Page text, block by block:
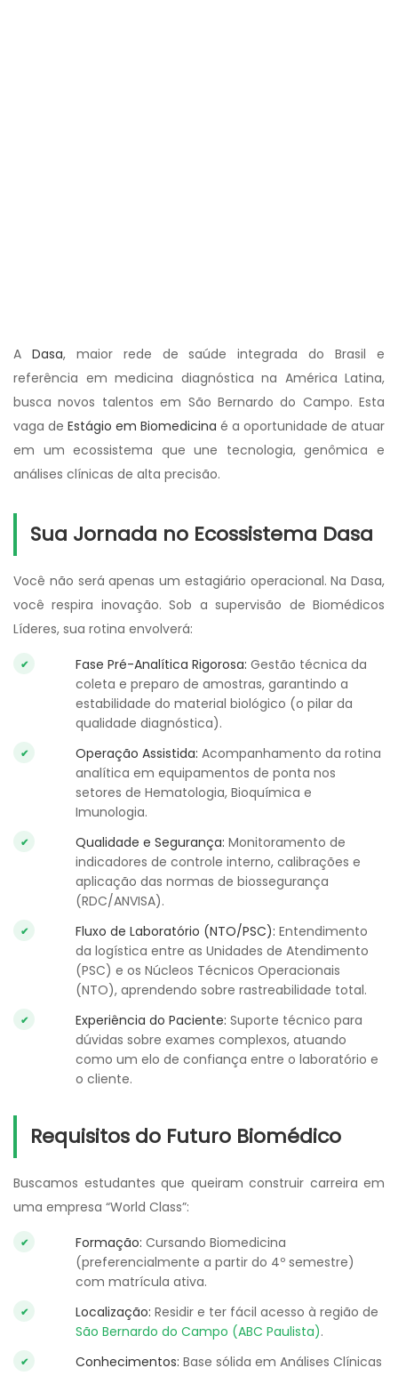
A Dasa, maior rede de saúde integrada do Brasil e
referência em medicina diagnóstica na América Latina,
busca novos talentos em São Bernardo do Campo. Esta
vaga de Estágio em Biomedicina é a oportunidade de atuar
em um ecossistema que une tecnologia, genômica e
análises clínicas de alta precisão.
Sua Jornada no Ecossistema Dasa
Você não será apenas um estagiário operacional. Na Dasa,
você respira inovação. Sob a supervisão de Biomédicos
Líderes, sua rotina envolverá:
Fase Pré-Analítica Rigorosa: Gestão técnica da
coleta e preparo de amostras, garantindo a
estabilidade do material biológico (o pilar da
qualidade diagnóstica).
Operação Assistida: Acompanhamento da rotina
analítica em equipamentos de ponta nos
setores de Hematologia, Bioquímica e
Imunologia.
Qualidade e Segurança: Monitoramento de
indicadores de controle interno, calibrações e
aplicação das normas de biossegurança
(RDC/ANVISA).
Fluxo de Laboratório (NTO/PSC): Entendimento
da logística entre as Unidades de Atendimento
(PSC) e os Núcleos Técnicos Operacionais
(NTO), aprendendo sobre rastreabilidade total.
Experiência do Paciente: Suporte técnico para
dúvidas sobre exames complexos, atuando
como um elo de confiança entre o laboratório e
o cliente.
Requisitos do Futuro Biomédico
Buscamos estudantes que queiram construir carreira em
uma empresa “World Class”:
Formação: Cursando Biomedicina
(preferencialmente a partir do 4º semestre)
com matrícula ativa.
Localização: Residir e ter fácil acesso à região de
São Bernardo do Campo (ABC Paulista).
Conhecimentos: Base sólida em Análises Clínicas